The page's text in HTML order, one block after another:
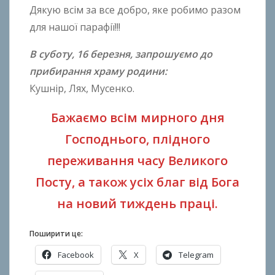
Дякую всім за все добро, яке робимо разом
для нашої парафії!!!
В суботу, 16 березня, запрошуємо до
прибирання храму родини:
Кушнір, Лях, Мусенко.
Бажаємо всім мирного дня
Господнього, плідного
переживання часу Великого
Посту, а також усіх благ від Бога
на новий тиждень праці.
Поширити це:
Facebook X Telegram